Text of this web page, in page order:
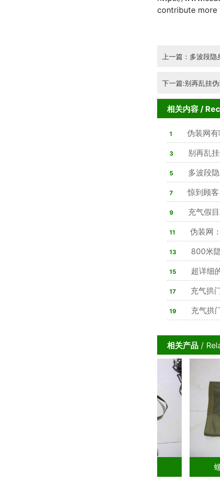
contribute more
上一篇：多波段
下一篇:别再乱挂
相关内容 /
1 伪装网
3 别再乱
5
多波段
战性能解析
7
惊到顾
则是演习迷惑
9
充气假
势改写战场布
11
伪装网
读懂现代隐蔽
13
800米
察密码
15 超详细
17 充气拱
19 充气拱
相关产品 /
螺纹